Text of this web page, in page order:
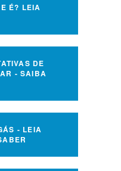
É? LEIA
DE
- SAIBA
- LEIA